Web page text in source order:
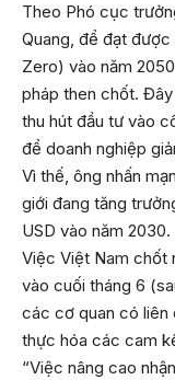
Theo Phó cục
Quang, để đạt
Zero) vào năm
pháp then chốt.
thu hút đầu tư vào
để doanh nghiệp
Vì thế, ông nhấn
giới đang tăng
USD vào năm 2030.
Việc Việt Nam chốt
vào cuối tháng 6
các cơ quan có liên
thực hóa các cam
“Việc nâng cao